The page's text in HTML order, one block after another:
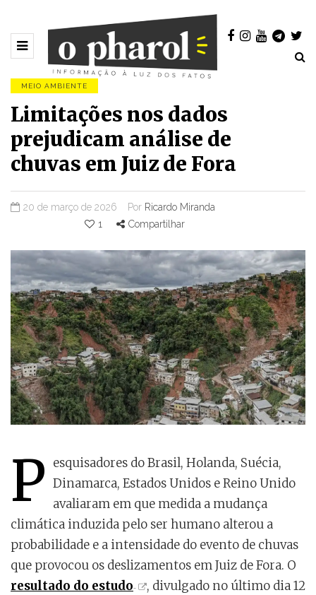
MEIO AMBIENTE
Limitações nos dados
prejudicam análise de
chuvas em Juiz de Fora
20 de março de 2026 Por Ricardo Miranda
1
Compartilhar
P esquisadores do Brasil, Holanda, Suécia,
Dinamarca, Estados Unidos e Reino Unido
avaliaram em que medida a mudança
climática induzida pelo ser humano alterou a
probabilidade e a intensidade do evento de chuvas
que provocou os deslizamentos em Juiz de Fora. O
resultado do estudo
, divulgado no último dia 12